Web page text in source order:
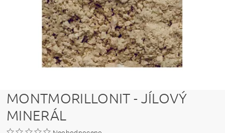
MONTMORILLONIT - JÍLOVÝ
MINERÁL